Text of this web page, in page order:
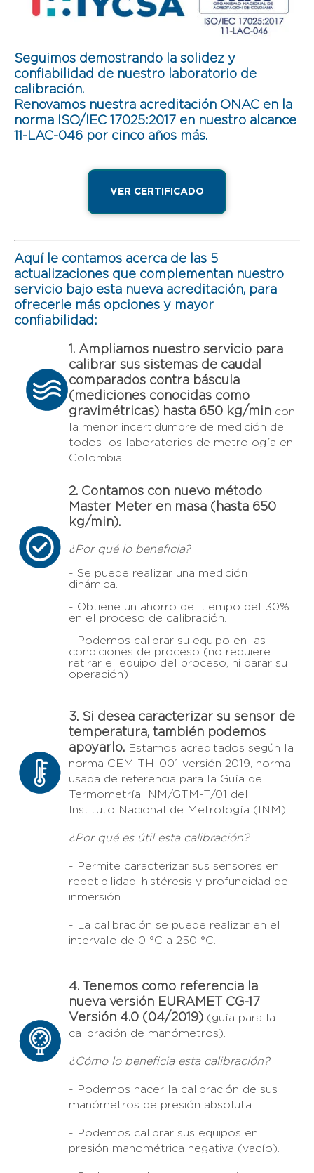
Seguimos demostrando la solidez y
confiabilidad de nuestro laboratorio de
calibración.
Renovamos nuestra acreditación ONAC en la
norma ISO/IEC 17025:2017 en nuestro alcance
11-LAC-046 por cinco años más.
VER CERTIFICADO
Aquí le contamos acerca de las 5
actualizaciones que complementan nuestro
servicio bajo esta nueva acreditación, para
ofrecerle más opciones y mayor
confiabilidad:
1. Ampliamos nuestro servicio para
calibrar sus sistemas de caudal
comparados contra báscula
(mediciones conocidas como
gravimétricas) hasta 650 kg/min con
la menor incertidumbre de medición de
todos los laboratorios de metrología en
Colombia.
2. Contamos con nuevo método
Master Meter en masa (hasta 650
kg/min).
¿Por qué lo beneficia?
- Se puede realizar una medición
dinámica.
- Obtiene un ahorro del tiempo del 30%
en el proceso de calibración.
- Podemos calibrar su equipo en las
condiciones de proceso (no requiere
retirar el equipo del proceso, ni parar su
operación)
3. Si desea caracterizar su sensor de
temperatura, también podemos
apoyarlo. Estamos acreditados según la
norma CEM TH-001 versión 2019, norma
usada de referencia para la Guía de
Termometría INM/GTM-T/01 del
Instituto Nacional de Metrología (INM).
¿Por qué es útil esta calibración?
- Permite caracterizar sus sensores en
repetibilidad, histéresis y profundidad de
inmersión.
- La calibración se puede realizar en el
intervalo de 0 °C a 250 °C.
4. Tenemos como referencia la
nueva versión EURAMET CG-17
Versión 4.0 (04/2019) (guía para la
calibración de manómetros).
¿Cómo lo beneficia esta calibración?
- Podemos hacer la calibración de sus
manómetros de presión absoluta.
- Podemos calibrar sus equipos en
presión manométrica negativa (vacío).